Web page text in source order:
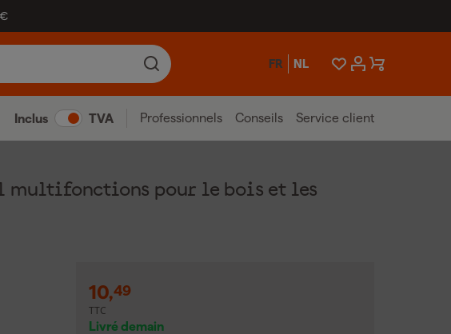
FR NL
Inclus TVA Professionnels Conseils Service client
multifonctions pour le bois et les
10,49
TTC
Livré demain